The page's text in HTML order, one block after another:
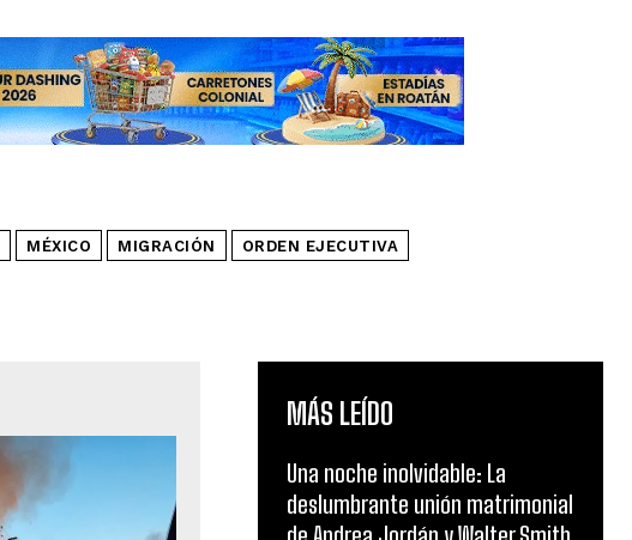
MÉXICO MIGRACIÓN ORDEN EJECUTIVA
MÁS LEÍDO
Una noche inolvidable: La
deslumbrante unión matrimonial